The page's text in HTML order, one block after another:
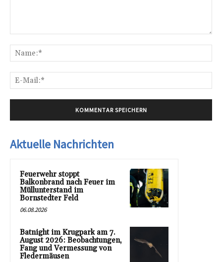
Aktuelle Nachrichten
Feuerwehr stoppt
Balkonbrand nach Feuer im
Müllunterstand im
Bornstedter Feld
06.08.2026
Batnight im Krugpark am 7.
August 2026: Beobachtungen,
Fang und Vermessung von
Fledermäusen